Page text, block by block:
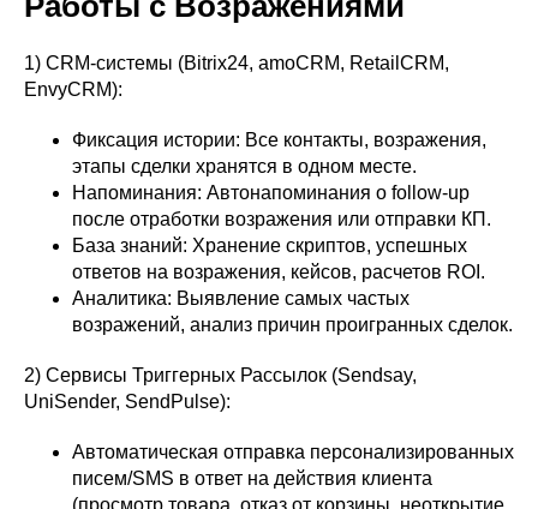
1) CRM-системы (Bitrix24, amoCRM, RetailCRM,
EnvyCRM):
Фиксация истории: Все контакты, возражения,
этапы сделки хранятся в одном месте.
Напоминания: Автонапоминания о follow-up
после отработки возражения или отправки КП.
База знаний: Хранение скриптов, успешных
ответов на возражения, кейсов, расчетов ROI.
Аналитика: Выявление самых частых
возражений, анализ причин проигранных сделок.
2) Сервисы Триггерных Рассылок (Sendsay,
UniSender, SendPulse):
Автоматическая отправка персонализированных
писем/SMS в ответ на действия клиента